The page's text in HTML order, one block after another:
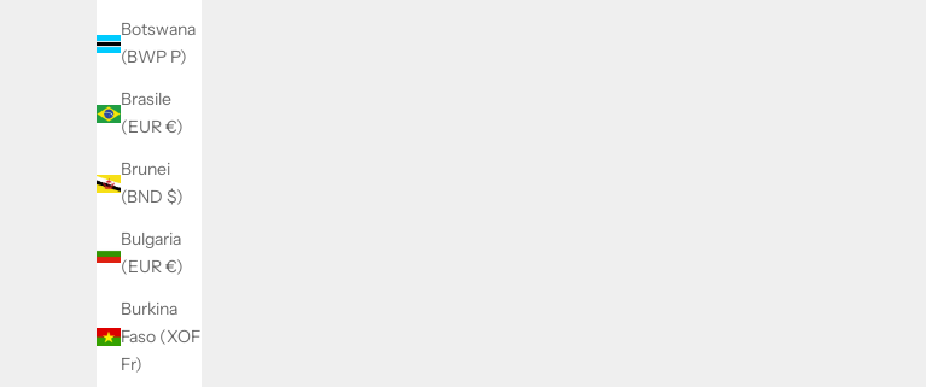
Botswana
(BWP P)
Brasile
(EUR €)
Brunei
(BND $)
Bulgaria
(EUR €)
Burkina
Faso (XOF
Fr)